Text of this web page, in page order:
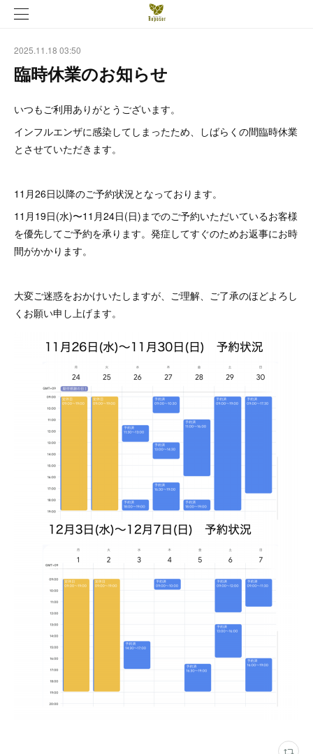
2025.11.18 03:50
臨時休業のお知らせ
いつもご利用ありがとうございます。
インフルエンザに感染してしまったため、しばらくの間臨時休業
とさせていただきます。
11月26日以降のご予約状況となっております。
11月19日(水)〜11月24日(日)までのご予約いただいているお客様
を優先してご予約を承ります。発症してすぐのためお返事にお時
間がかかります。
大変ご迷惑をおかけいたしますが、ご理解、ご了承のほどよろし
くお願い申し上げます。